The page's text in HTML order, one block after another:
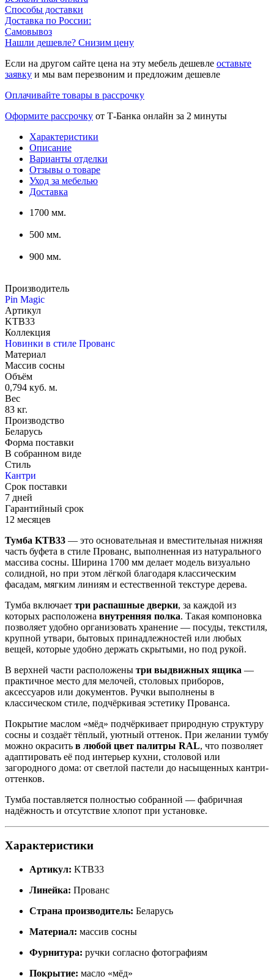
Способы доставки
Доставка по России:
Самовывоз
Нашли дешевле? Снизим цену
Если на другом сайте цена на эту мебель дешевле оставьте
заявку и мы вам перезвоним и предложим дешевле
Оплачивайте товары в рассрочку
Оформите рассрочку от Т-Банка онлайн за 2 минуты
Характеристики
Описание
Варианты отделки
Отзывы о товаре
Уход за мебелью
Доставка
1700 мм.
500 мм.
900 мм.
Производитель
Pin Magic
Артикул
KTB33
Коллекция
Новинки в стиле Прованс
Материал
Массив сосны
Объём
0,794 куб. м.
Вес
83 кг.
Производство
Беларусь
Форма поставки
В собранном виде
Стиль
Кантри
Срок поставки
7 дней
Гарантийный срок
12 месяцев
Тумба KTB33 — это основательная и вместительная нижняя
часть буфета в стиле Прованс, выполненная из натурального
массива сосны. Ширина 1700 мм делает модель визуально
солидной, но при этом лёгкой благодаря классическим
фасадам, мягким линиям и естественной текстуре дерева.
Тумба включает три распашные дверки, за каждой из
которых расположена внутренняя полка. Такая компоновка
позволяет удобно организовать хранение — посуды, текстиля,
крупной утвари, бытовых принадлежностей или любых
вещей, которые удобно держать скрытыми, но под рукой.
В верхней части расположены три выдвижных ящика —
практичное место для мелочей, столовых приборов,
аксессуаров или документов. Ручки выполнены в
классическом стиле, подчёркивая эстетику Прованса.
Покрытие маслом «мёд» подчёркивает природную структуру
сосны и создаёт тёплый, уютный оттенок. При желании тумбу
можно окрасить в любой цвет палитры RAL, что позволяет
адаптировать её под интерьер кухни, столовой или
загородного дома: от светлой пастели до насыщенных кантри-
оттенков.
Тумба поставляется полностью собранной — фабричная
надёжность и отсутствие хлопот при установке.
Характеристики
Артикул: KTB33
Линейка: Прованс
Страна производитель: Беларусь
Материал: массив сосны
Фурнитура: ручки согласно фотографиям
Покрытие: масло «мёд»